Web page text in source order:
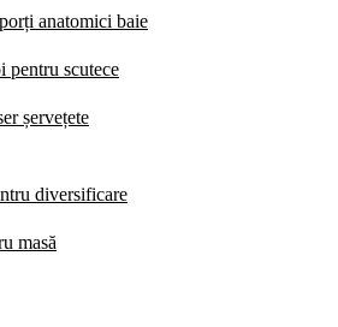
anatomici baie
pentru scutece
șervețete
diversificare
masă